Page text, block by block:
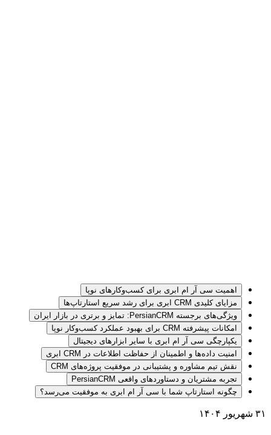
اهمیت سی آر ام ابری برای کسب‌وکارهای نوپا
مزایای کلیدی CRM ابری برای رشد سریع استارتاپ‌ها
ویژگی‌های برجسته PersianCRM: تمایز و برتری در بازار ایران
امکانات پیشرفته CRM برای بهبود عملکرد کسب‌وکار نوپا
یکپارچگی سی آر ام ابری با سایر ابزارهای دیجیتال
امنیت داده‌ها و اطمینان از حفاظت اطلاعات در CRM ابری
نقش تیم مشاوره و پشتیبانی در موفقیت پروژه‌های CRM
تجربه مشتریان و دستاوردهای واقعی PersianCRM
چگونه استارتاپ شما با سی آر ام ابری به موفقیت می‌رسد؟
۳۱ شهریور ۱۴۰۴